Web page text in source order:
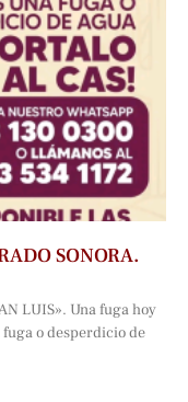
SONORA.
LUIS». Una fuga hoy
fuga o desperdicio de